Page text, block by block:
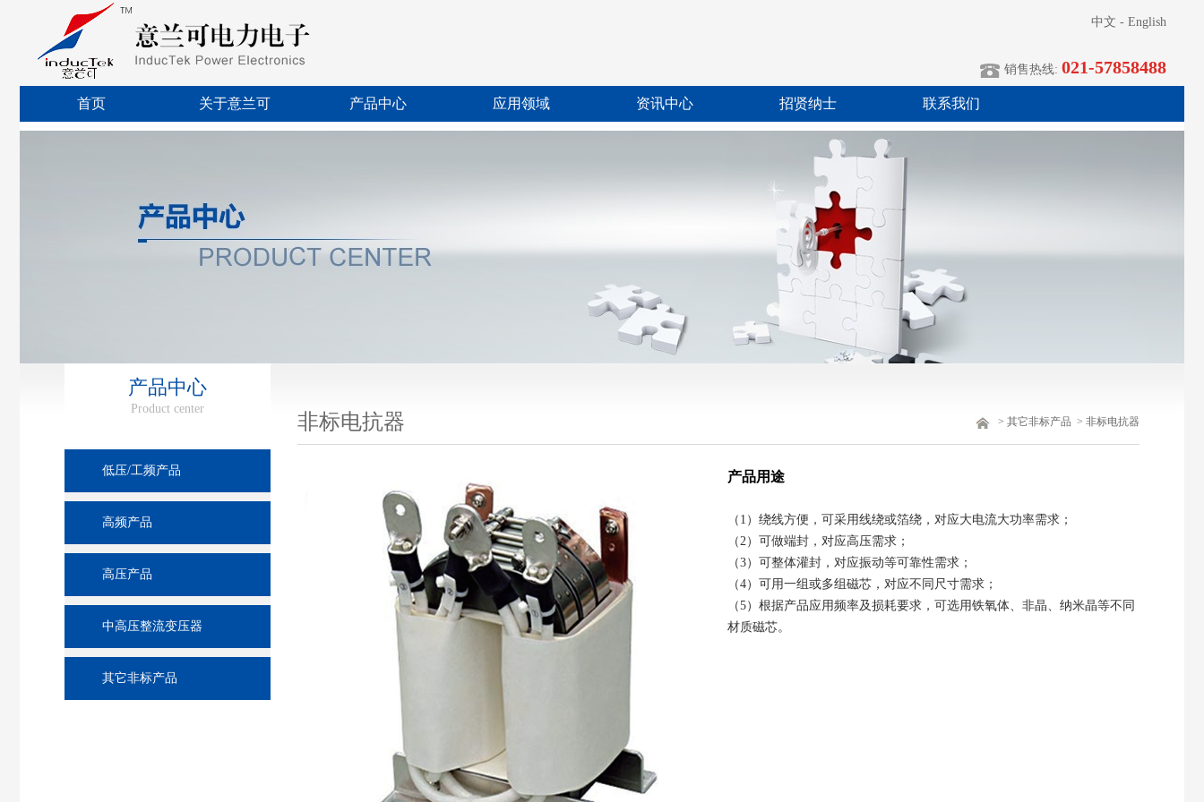
中文 - English
销售热线: 021-57858488
首页 关于意兰可 产品中心 应用领域 资讯中心 招贤纳士 联系我们
产品中心
Product center
低压/工频产品
高频产品
高压产品
中高压整流变压器
其它非标产品
非标电抗器 > 其它非标产品 > 非标电抗器
产品用途
（1）绕线方便，可采用线绕或箔绕，对应大电流大功率需求；
（2）可做端封，对应高压需求；
（3）可整体灌封，对应振动等可靠性需求；
（4）可用一组或多组磁芯，对应不同尺寸需求；
（5）根据产品应用频率及损耗要求，可选用铁氧体、非晶、纳米晶等不同
材质磁芯。